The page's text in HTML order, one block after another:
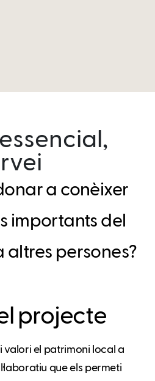
a conèixer
importants del
altres persones?
projecte
valori el patrimoni local a
que els permeti